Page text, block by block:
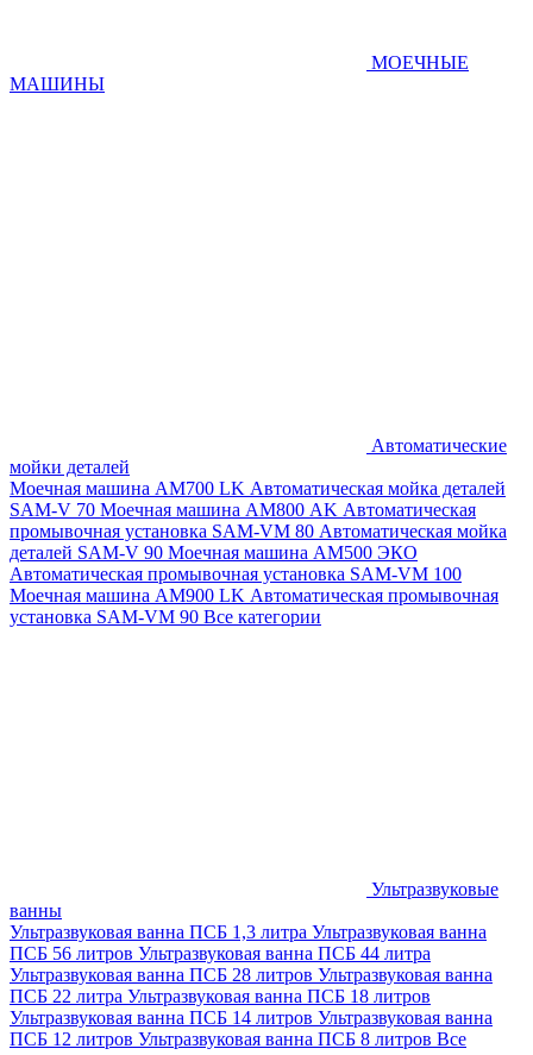
МОЕЧНЫЕ
МАШИНЫ
Автоматические
мойки деталей
Моечная машина AM700 LK Автоматическая мойка деталей
SAM-V 70 Моечная машина АМ800 AK Автоматическая
промывочная установка SAM-VM 80 Автоматическая мойка
деталей SAM-V 90 Моечная машина АМ500 ЭКО
Автоматическая промывочная установка SAM-VM 100
Моечная машина AM900 LK Автоматическая промывочная
установка SAM-VM 90 Все категории
Ультразвуковые
ванны
Ультразвуковая ванна ПСБ 1,3 литра Ультразвуковая ванна
ПСБ 56 литров Ультразвуковая ванна ПСБ 44 литра
Ультразвуковая ванна ПСБ 28 литров Ультразвуковая ванна
ПСБ 22 литра Ультразвуковая ванна ПСБ 18 литров
Ультразвуковая ванна ПСБ 14 литров Ультразвуковая ванна
ПСБ 12 литров Ультразвуковая ванна ПСБ 8 литров Все